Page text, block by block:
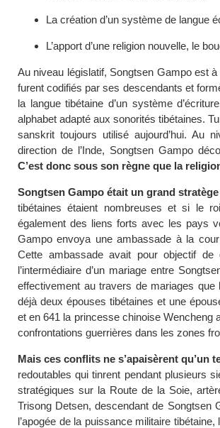
La création d’un système de langue
L’apport d’une religion nouvelle, le
Au niveau législatif, Songtsen Gampo est
furent codifiés par ses descendants et
la langue tibétaine d’un système
alphabet adapté aux sonorités tibétaines.
sanskrit toujours utilisé aujourd’hui. Au
direction de l’Inde, Songtsen Gampo
C’est donc sous son règne que la
Songtsen Gampo était un grand
tibétaines étaient nombreuses et si le
également des liens forts avec les pays
Gampo envoya une ambassade à la
Cette ambassade avait pour objectif
l’intermédiaire d’un mariage entre
effectivement au travers de mariages
déjà deux épouses tibétaines et une
et en 641 la princesse chinoise Wencheng
confrontations guerrières dans les zones
Mais ces conflits ne s’apaisèrent qu’un
redoutables qui tinrent pendant plusieurs
stratégiques sur la Route de la Soie,
Trisong Detsen, descendant de Songtsen
l’apogée de la puissance militaire